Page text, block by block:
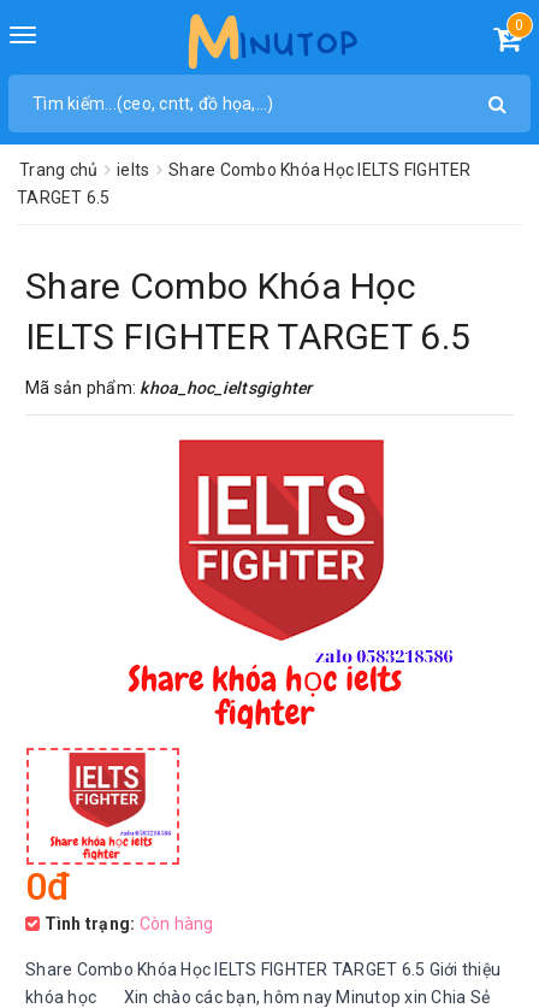
Toggle
0
Trang chủ ielts
Share Combo Khóa Học IELTS FIGHTER
TARGET 6.5
Share Combo Khóa Học
IELTS FIGHTER TARGET 6.5
Mã sản phẩm: khoa_hoc_ieltsgighter
0đ
Tình trạng: Còn hàng
Share Combo Khóa Học IELTS FIGHTER TARGET 6.5 Giới thiệu
khóa học Xin chào các bạn, hôm nay Minutop xin Chia Sẻ